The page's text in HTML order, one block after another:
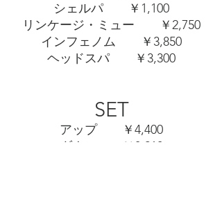
シェルパ ￥1,100
リンケージ・ミュー ￥2,750
インフェノム ￥3,850
ヘッドスパ ￥3,300
SET
アップ ￥4,400
ダウン ￥3,210